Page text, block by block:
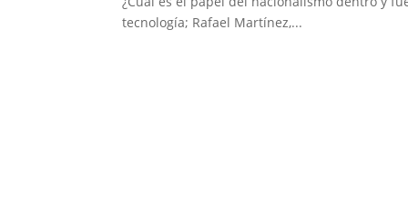
tecnología; Rafael Martínez,...